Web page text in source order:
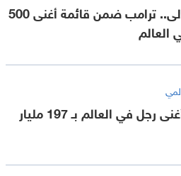
للمرة الأولى.. ترامب ضمن قائمة أغنى 500
بيزوس.. أغنى رجل في العالم بـ 197 مليار